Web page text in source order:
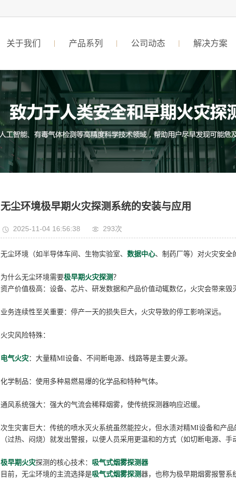
关于我们 产品系列 公司动态 解决方案
无尘环境极早期火灾探测系统的安装与应用
2025-11-04 16:56:38 293次
无尘环境（如半导体车间、生物实验室、 数据中心、制药厂等）对火灾安全
为什么无尘环境需要极早期火灾探测？
资产价值极高：设备、芯片、研发数据和产品价值动辄数亿，火灾会带来毁
业务连续性至关重要：停产一天的损失巨大，火灾导致的停工影响深远。
火灾风险特殊：
电气火灾：大量精MI设备、不间断电源、线路等是主要火源。
化学制品：使用多种易燃易爆的化学品和特种气体。
通风系统强大：强大的气流会稀释烟雾，使传统探测器响应迟缓。
次生灾害巨大：传统的喷水灭火系统虽然能控火，但水渍对精MI设备和产
（过热、闷烧）就发出警报，以便人员采用更温和的方式（如切断电源、
极早期火灾探测的核心技术： 吸气式烟雾探测器
目前，无尘环境的主流选择是吸气式烟雾探测器，也称为极早期烟雾报警系